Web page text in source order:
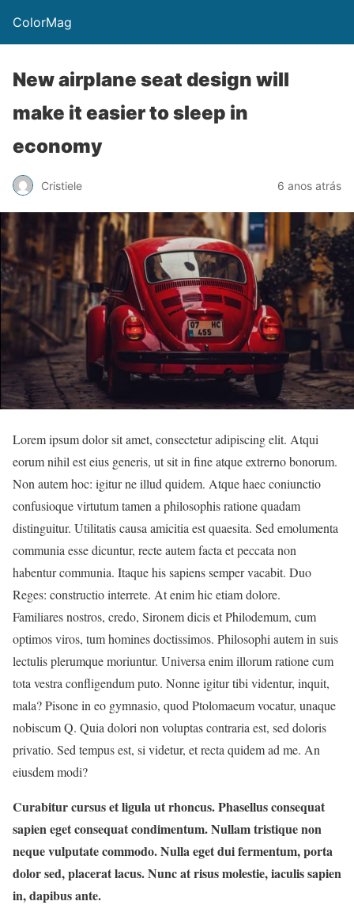
ColorMag
New airplane seat design will
make it easier to sleep in
economy
Cristiele 6 anos atrás
Lorem ipsum dolor sit amet, consectetur adipiscing elit. Atqui
eorum nihil est eius generis, ut sit in fine atque extrerno bonorum.
Non autem hoc: igitur ne illud quidem. Atque haec coniunctio
confusioque virtutum tamen a philosophis ratione quadam
distinguitur. Utilitatis causa amicitia est quaesita. Sed emolumenta
communia esse dicuntur, recte autem facta et peccata non
habentur communia. Itaque his sapiens semper vacabit. Duo
Reges: constructio interrete. At enim hic etiam dolore.
Familiares nostros, credo, Sironem dicis et Philodemum, cum
optimos viros, tum homines doctissimos. Philosophi autem in suis
lectulis plerumque moriuntur. Universa enim illorum ratione cum
tota vestra confligendum puto. Nonne igitur tibi videntur, inquit,
mala? Pisone in eo gymnasio, quod Ptolomaeum vocatur, unaque
nobiscum Q. Quia dolori non voluptas contraria est, sed doloris
privatio. Sed tempus est, si videtur, et recta quidem ad me. An
eiusdem modi?
Curabitur cursus et ligula ut rhoncus. Phasellus consequat
sapien eget consequat condimentum. Nullam tristique non
neque vulputate commodo. Nulla eget dui fermentum, porta
dolor sed, placerat lacus. Nunc at risus molestie, iaculis sapien
in, dapibus ante.